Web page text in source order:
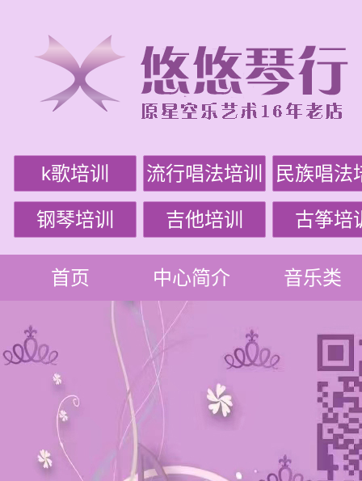
k歌培训 流行唱法培训 民族唱法
钢琴培训 吉他培训 古筝培
首页 中心简介 音乐类